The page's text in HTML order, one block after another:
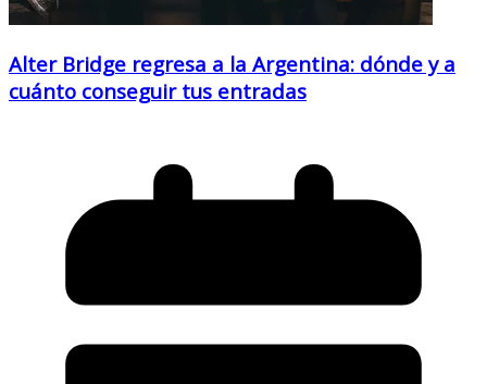
Alter Bridge regresa a la Argentina: dónde y a
cuánto conseguir tus entradas